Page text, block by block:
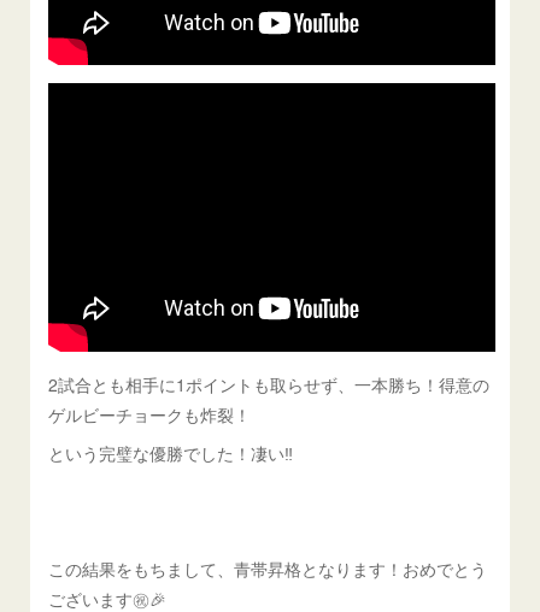
2試合とも相手に1ポイントも取らせず、一本勝ち！得意の
ゲルビーチョークも炸裂！
という完璧な優勝でした！凄い‼️
この結果をもちまして、青帯昇格となります！おめでとう
ございます㊗️🎉